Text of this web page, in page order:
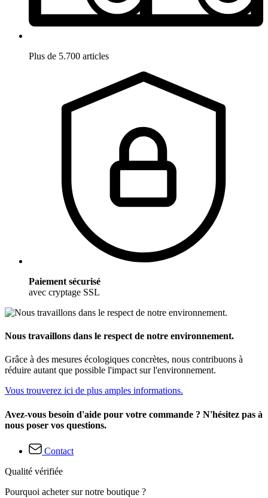
Plus de 5.700 articles
Paiement sécurisé
avec cryptage SSL
Nous travaillons dans le respect de notre environnement.
Grâce à des mesures écologiques concrètes, nous contribuons à
réduire autant que possible l'impact sur l'environnement.
Vous trouverez ici de plus amples informations.
Avez-vous besoin d'aide pour votre commande ? N'hésitez pas à
nous poser vos questions.
Contact
Qualité vérifiée
Pourquoi acheter sur notre boutique ?